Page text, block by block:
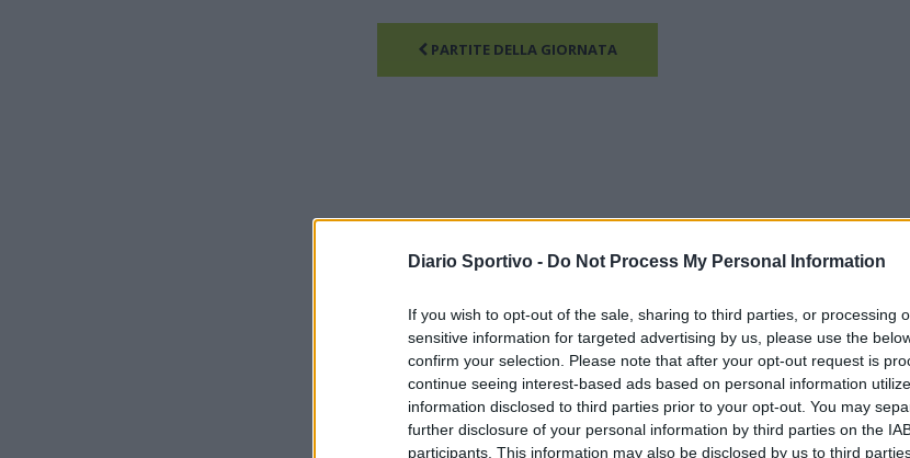
Diario Sportivo - Do Not Process My Personal Information
If you wish to opt-out of the sale, sharing to third parties, or processing
sensitive information for targeted advertising by us, please use the
confirm your selection. Please note that after your opt-out request is
continue seeing interest-based ads based on personal information
information disclosed to third parties prior to your opt-out. You may
further disclosure of your personal information by third parties on the
participants. This information may also be disclosed by us to third
PARTITE DELLA GIORNATA